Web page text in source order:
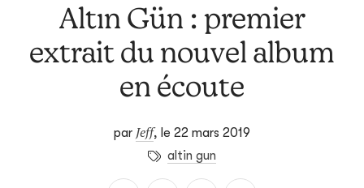
Altın Gün : premier
extrait du nouvel album
en écoute
par Jeff, le 22 mars 2019
altin gun